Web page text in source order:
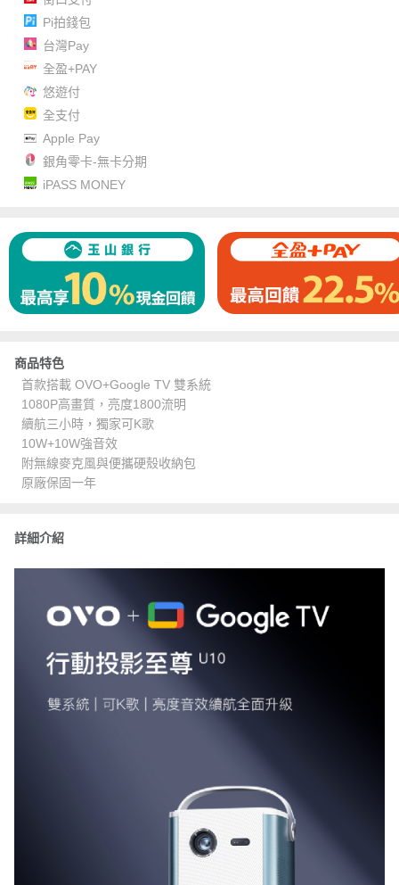
Pi拍錢包
台灣Pay
全盈+PAY
悠遊付
全支付
Apple Pay
銀角零卡-無卡分期
iPASS MONEY
商品特色
首款搭載 OVO+Google TV 雙系統
1080P高畫質，亮度1800流明
續航三小時，獨家可K歌
10W+10W強音效
附無線麥克風與便攜硬殼收納包
原廠保固一年
詳細介紹